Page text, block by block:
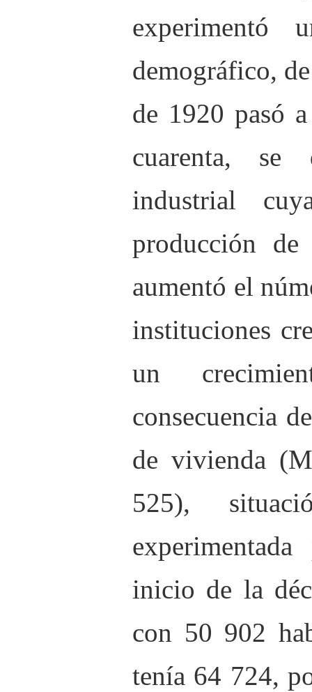
experimentó
demográfico,
de 1920 pasó
cuarenta, se
industrial
producción de
aumentó el
instituciones
un
consecuencia
de vivienda
525),
inicio de la
con 50 902
tenía 64 724,